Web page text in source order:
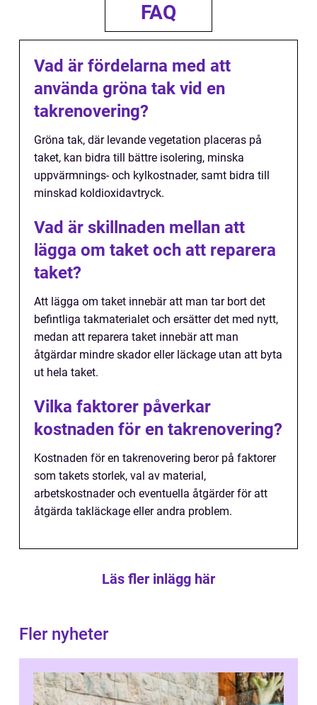
FAQ
Vad är fördelarna med att
använda gröna tak vid en
takrenovering?
Gröna tak, där levande vegetation placeras på
taket, kan bidra till bättre isolering, minska
uppvärmnings- och kylkostnader, samt bidra till
minskad koldioxidavtryck.
Vad är skillnaden mellan att
lägga om taket och att reparera
taket?
Att lägga om taket innebär att man tar bort det
befintliga takmaterialet och ersätter det med nytt,
medan att reparera taket innebär att man
åtgärdar mindre skador eller läckage utan att byta
ut hela taket.
Vilka faktorer påverkar
kostnaden för en takrenovering?
Kostnaden för en takrenovering beror på faktorer
som takets storlek, val av material,
arbetskostnader och eventuella åtgärder för att
åtgärda takläckage eller andra problem.
Läs fler inlägg här
Fler nyheter